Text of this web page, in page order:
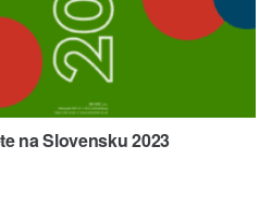
na Slovensku 2023